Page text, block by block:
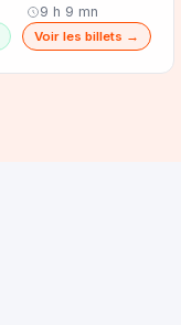
9 h 9 mn
Voir les billets →